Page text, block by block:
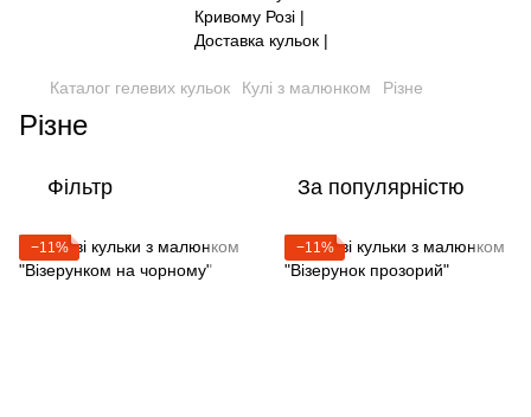
Каталог гелевих кульок Кулі з малюнком Різне
Різне
Фільтр За популярністю
−11% −11%